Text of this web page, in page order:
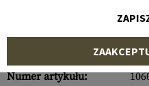
Numer artykułu: